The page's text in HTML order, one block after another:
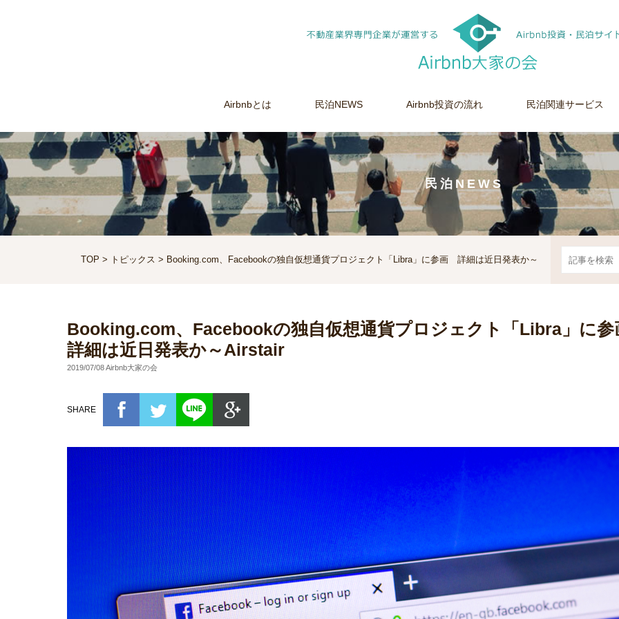
Airbnbとは 民泊NEWS Airbnb投資の流れ 民泊関連サービス
民泊NEWS
TOP > トピックス > Booking.com、Facebookの独自仮想通貨プロジェクト「Libra」に参画 詳細は近日発表か～
Booking.com、Facebookの独自仮想通貨プロジェクト「Libra」に
詳細は近日発表か～Airstair
2019/07/08 Airbnb大家の会
SHARE